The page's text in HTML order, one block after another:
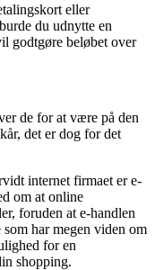
eller
du udnytte en
godtgøre beløbet over
de for at være på den
det er dog for det
internet firmaet er e-
om at online
foruden at e-handlen
har megen viden om
for en
shopping.